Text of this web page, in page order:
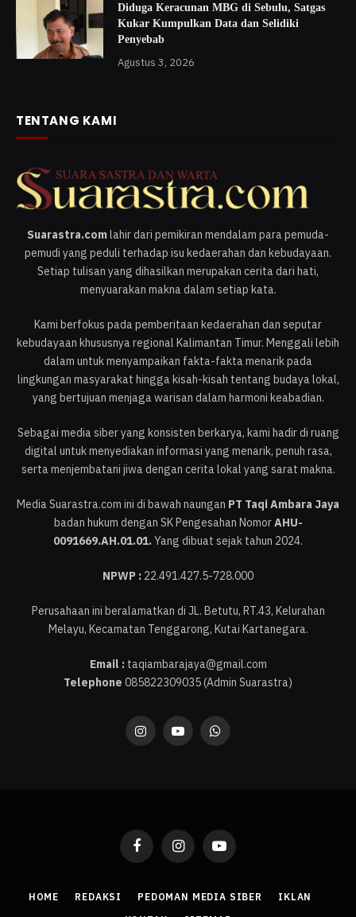
Diduga Keracunan MBG di Sebulu, Satgas
Kukar Kumpulkan Data dan Selidiki
Penyebab
Agustus 3, 2026
TENTANG KAMI
Suarastra.comlahir dari pemikiran mendalam para pemuda-
pemudi yang peduli terhadap isu kedaerahan dan kebudayaan.
Setiap tulisan yang dihasilkan merupakan cerita dari hati,
menyuarakan makna dalam setiap kata.
Kami berfokus pada pemberitaan kedaerahan dan seputar
kebudayaan khususnya regional Kalimantan Timur. Menggali lebih
dalam untuk menyampaikan fakta-fakta menarik pada
lingkungan masyarakat hingga kisah-kisah tentang budaya lokal,
yang bertujuan menjaga warisan dalam harmoni keabadian.
Sebagai media siber yang konsisten berkarya, kami hadir di ruang
digital untuk menyediakan informasi yang menarik, penuh rasa,
serta menjembatani jiwa dengan cerita lokal yang sarat makna.
Media Suarastra.com ini di bawah naungan PT Taqi Ambara Jaya
badan hukum dengan SK Pengesahan NomorAHU-
0091669.AH.01.01.Yang dibuat sejak tahun 2024.
NPWP : 22.491.427.5-728.000
Perusahaan ini beralamatkan di JL. Betutu, RT.43, Kelurahan
Melayu, Kecamatan Tenggarong, Kutai Kartanegara.
Email :taqiambarajaya@gmail.com
Telephone 085822309035 (Admin Suarastra)
InstagramYouTubeWhatsApp
FacebookInstagramYouTube
HOME REDAKSI PEDOMAN MEDIA SIBER
IKLAN